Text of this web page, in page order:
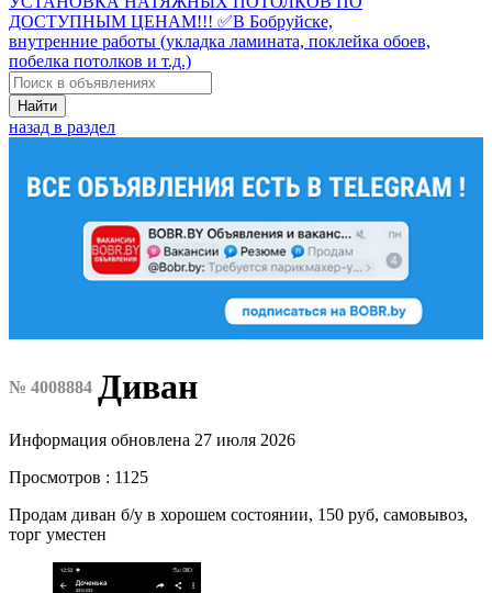
ДОСТУПНЫМ ЦЕНАМ!!! ✅В Бобруйске,
внутренние работы (укладка ламината, поклейка обоев,
побелка потолков и т.д.)
Найти
назад в раздел
№ 4008884 Диван
Информация обновлена 27 июля 2026
Просмотров : 1125
Продам диван б/у в хорошем состоянии, 150 руб, самовывоз,
торг уместен